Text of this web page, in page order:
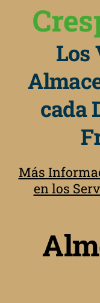
Los
cada
Más
en los